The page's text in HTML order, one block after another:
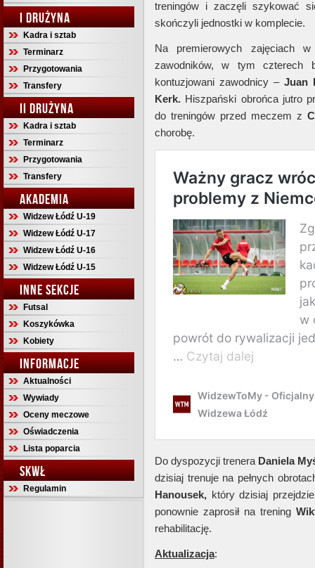
I DRUŻYNA
Kadra i sztab
Terminarz
Przygotowania
Transfery
II DRUŻYNA
Kadra i sztab
Terminarz
Przygotowania
Transfery
AKADEMIA
Widzew Łódź U-19
Widzew Łódź U-17
Widzew Łódź U-16
Widzew Łódź U-15
INNE SEKCJE
Futsal
Koszykówka
Kobiety
INFORMACJE
Aktualności
Wywiady
Oceny meczowe
Oświadczenia
Lista poparcia
SKWŁ
Regulamin
treningów i zaczęli szykować
skończyli jednostki w komplecie.
Na premierowych zajęciach
zawodników, w tym czterech
kontuzjowani zawodnicy – Juan
Kerk. Hiszpański obrońca jutro
do treningów przed meczem z
chorobę.
Do dyspozycji trenera Daniela
dzisiaj trenuje na pełnych
Hanousek, który dzisiaj
ponownie zaprosił na trening
rehabilitację.
Aktualizacja: